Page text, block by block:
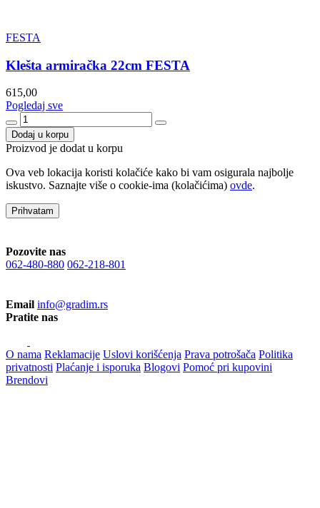
FESTA
Klešta armiračka 22cm FESTA
615,00
Pogledaj sve
Dodaj u korpu
Proizvod je dodat u korpu
Ova veb lokacija koristi kolačiće kako bi vam osigurala najbolje
iskustvo. Saznajte više o cookie-ima (kolačićima) ovde.
Prihvatam
Pozovite nas
062-480-880 062-218-801
Email info@gradim.rs
Pratite nas
O nama Reklamacije Uslovi korišćenja Prava potrošača Politika
privatnosti Plaćanje i isporuka Blogovi Pomoć pri kupovini
Brendovi